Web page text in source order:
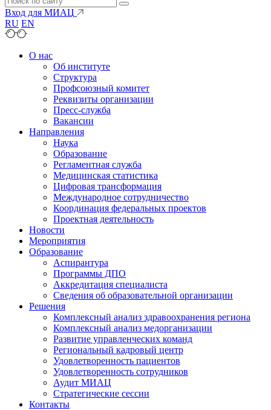
Вход для МИАЦ
RU EN
О нас
Об институте
Структура
Профсоюзный комитет
Реквизиты организации
Пресс-служба
Вакансии
Направления
Наука
Образование
Регламентная служба
Медицинская статистика
Цифровая трансформация
Международное сотрудничество
Координация федеральных проектов
Проектная деятельность
Новости
Мероприятия
Образование
Аспирантура
Программы ДПО
Аккредитация специалиста
Сведения об образовательной организации
Решения
Комплексный анализ здравоохранения региона
Комплексный анализ медорганизации
Развитие управленческих команд
Региональный кадровый центр
Удовлетворенность пациентов
Удовлетворенность сотрудников
Аудит МИАЦ
Стратегические сессии
Контакты